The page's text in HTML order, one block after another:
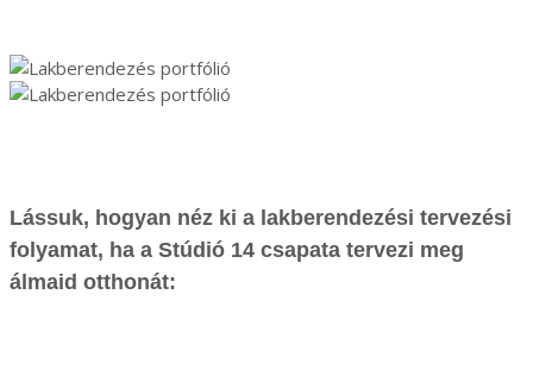
Lássuk, hogyan néz ki a lakberendezési tervezési
folyamat, ha a Stúdió 14 csapata tervezi meg
álmaid otthonát: